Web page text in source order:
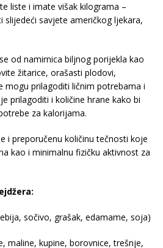
liste i imate višak kilograma –
slijedeći savjete američkog ljekara,
od namirnica biljnog porijekla kao
žitarice, orašasti plodovi,
mogu prilagoditi ličnim potrebama i
prilagoditi i količine hrane kako bi
za kalorijama.
i preporučenu količinu tečnosti koje
kao i minimalnu fizičku aktivnost za
sočivo, grašak, edamame, soja)
maline, kupine, borovnice, trešnje,